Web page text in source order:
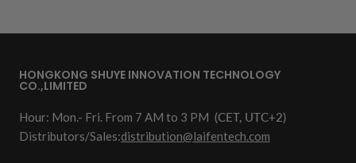
HONGKONG SHUYE INNOVATION TECHNOLOGY
CO.,LIMITED
Hour: Mon.- Fri. From 7 AM to 3 PM (CET, UTC+2)
Distributors/Sales:distribution@laifentech.com